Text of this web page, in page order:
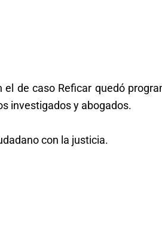
de caso Reficar quedó
investigados y abogados.
con la justicia.